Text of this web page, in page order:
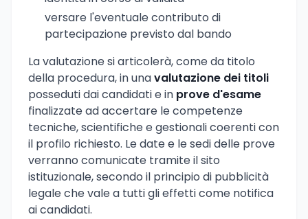
versare l'eventuale contributo di
partecipazione previsto dal bando
La valutazione si articolerà, come da titolo
della procedura, in unavalutazione dei titoli
posseduti dai candidati e in prove d'esame
finalizzate ad accertare le competenze
tecniche, scientifiche e gestionali coerenti con
il profilo richiesto. Le date e le sedi delle prove
verranno comunicate tramite il sito
istituzionale, secondo il principio di pubblicità
legale che vale a tutti gli effetti come notifica
ai candidati.